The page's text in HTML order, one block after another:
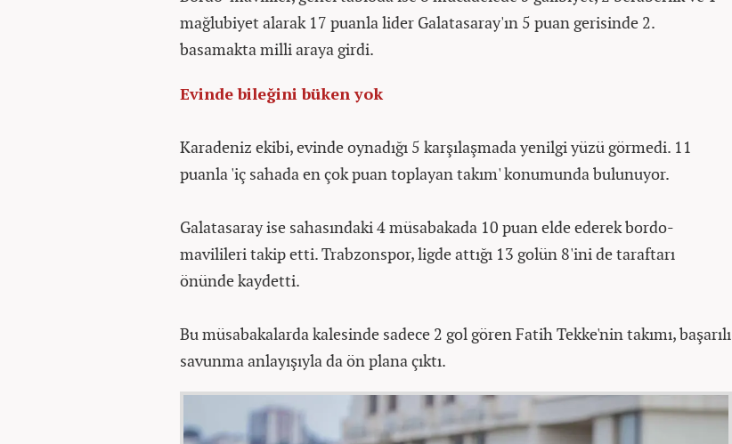
mağlubiyet alarak 17 puanla lider Galatasaray'ın 5 puan gerisinde 2.
basamakta milli araya girdi.
Evinde bileğini büken yok
Karadeniz ekibi, evinde oynadığı 5 karşılaşmada yenilgi yüzü görmedi. 11
puanla 'iç sahada en çok puan toplayan takım' konumunda bulunuyor.
Galatasaray ise sahasındaki 4 müsabakada 10 puan elde ederek bordo-
mavilileri takip etti. Trabzonspor, ligde attığı 13 golün 8'ini de taraftarı
önünde kaydetti.
Bu müsabakalarda kalesinde sadece 2 gol gören Fatih Tekke'nin takımı, başarılı
savunma anlayışıyla da ön plana çıktı.